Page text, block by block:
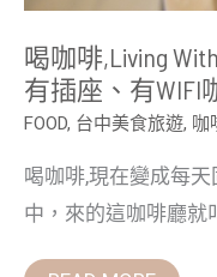
喝咖啡,Living
有插座、有WIFI
FOOD, 台中美食旅遊, 咖
喝咖啡,現在變成每
中，來的這咖啡廳就
啡
廳